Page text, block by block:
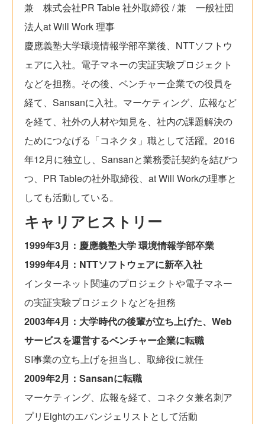
兼 株式会社PR Table 社外取締役 / 兼 一般社団
法人at Will Work 理事
慶應義塾大学環境情報学部卒業後、NTTソフトウ
ェアに入社。電子マネーの実証実験プロジェクト
などを担務。その後、ベンチャー企業での役員を
経て、Sansanに入社。マーケティング、広報など
を経て、社外の人材や知見を、社内の課題解決の
ためにつなげる「コネクタ」職として活躍。2016
年12月に独立し、Sansanと業務委託契約を結びつ
つ、PR Tableの社外取締役、at Will Workの理事と
しても活動している。
キャリアヒストリー
1999年3月：慶應義塾大学 環境情報学部卒業
1999年4月：NTTソフトウェアに新卒入社
インターネット関連のプロジェクトや電子マネー
の実証実験プロジェクトなどを担務
2003年4月：大学時代の後輩が立ち上げた、Web
サービスを運営するベンチャー企業に転職
SI事業の立ち上げを担当し、取締役に就任
2009年2月：Sansanに転職
マーケティング、広報を経て、コネクタ兼名刺ア
プリEightのエバンジェリストとして活動